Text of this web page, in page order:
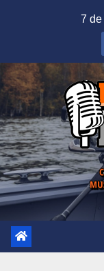
7